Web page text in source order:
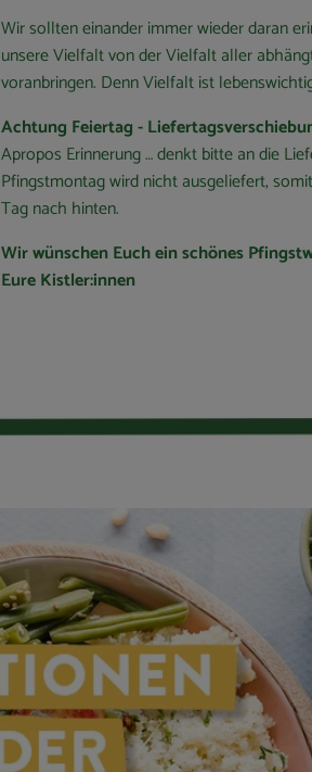
Wir sollten einander immer wieder daran
unsere Vielfalt von der Vielfalt aller
voranbringen. Denn Vielfalt ist
Achtung Feiertag -
Apropos Erinnerung … denkt bitte an die
Pfingstmontag wird nicht ausgeliefert,
Tag nach hinten.
Wir wünschen Euch ein schönes
Eure Kistler:innen